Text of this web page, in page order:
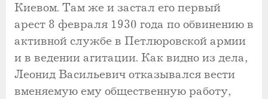
Киевом. Там же и застал его первый
арест 8 февраля 1930 года по обвинению в
активной службе в Петлюровской армии
и в ведении агитации. Как видно из дела,
Леонид Васильевич отказывался вести
вменяемую ему общественную работу,